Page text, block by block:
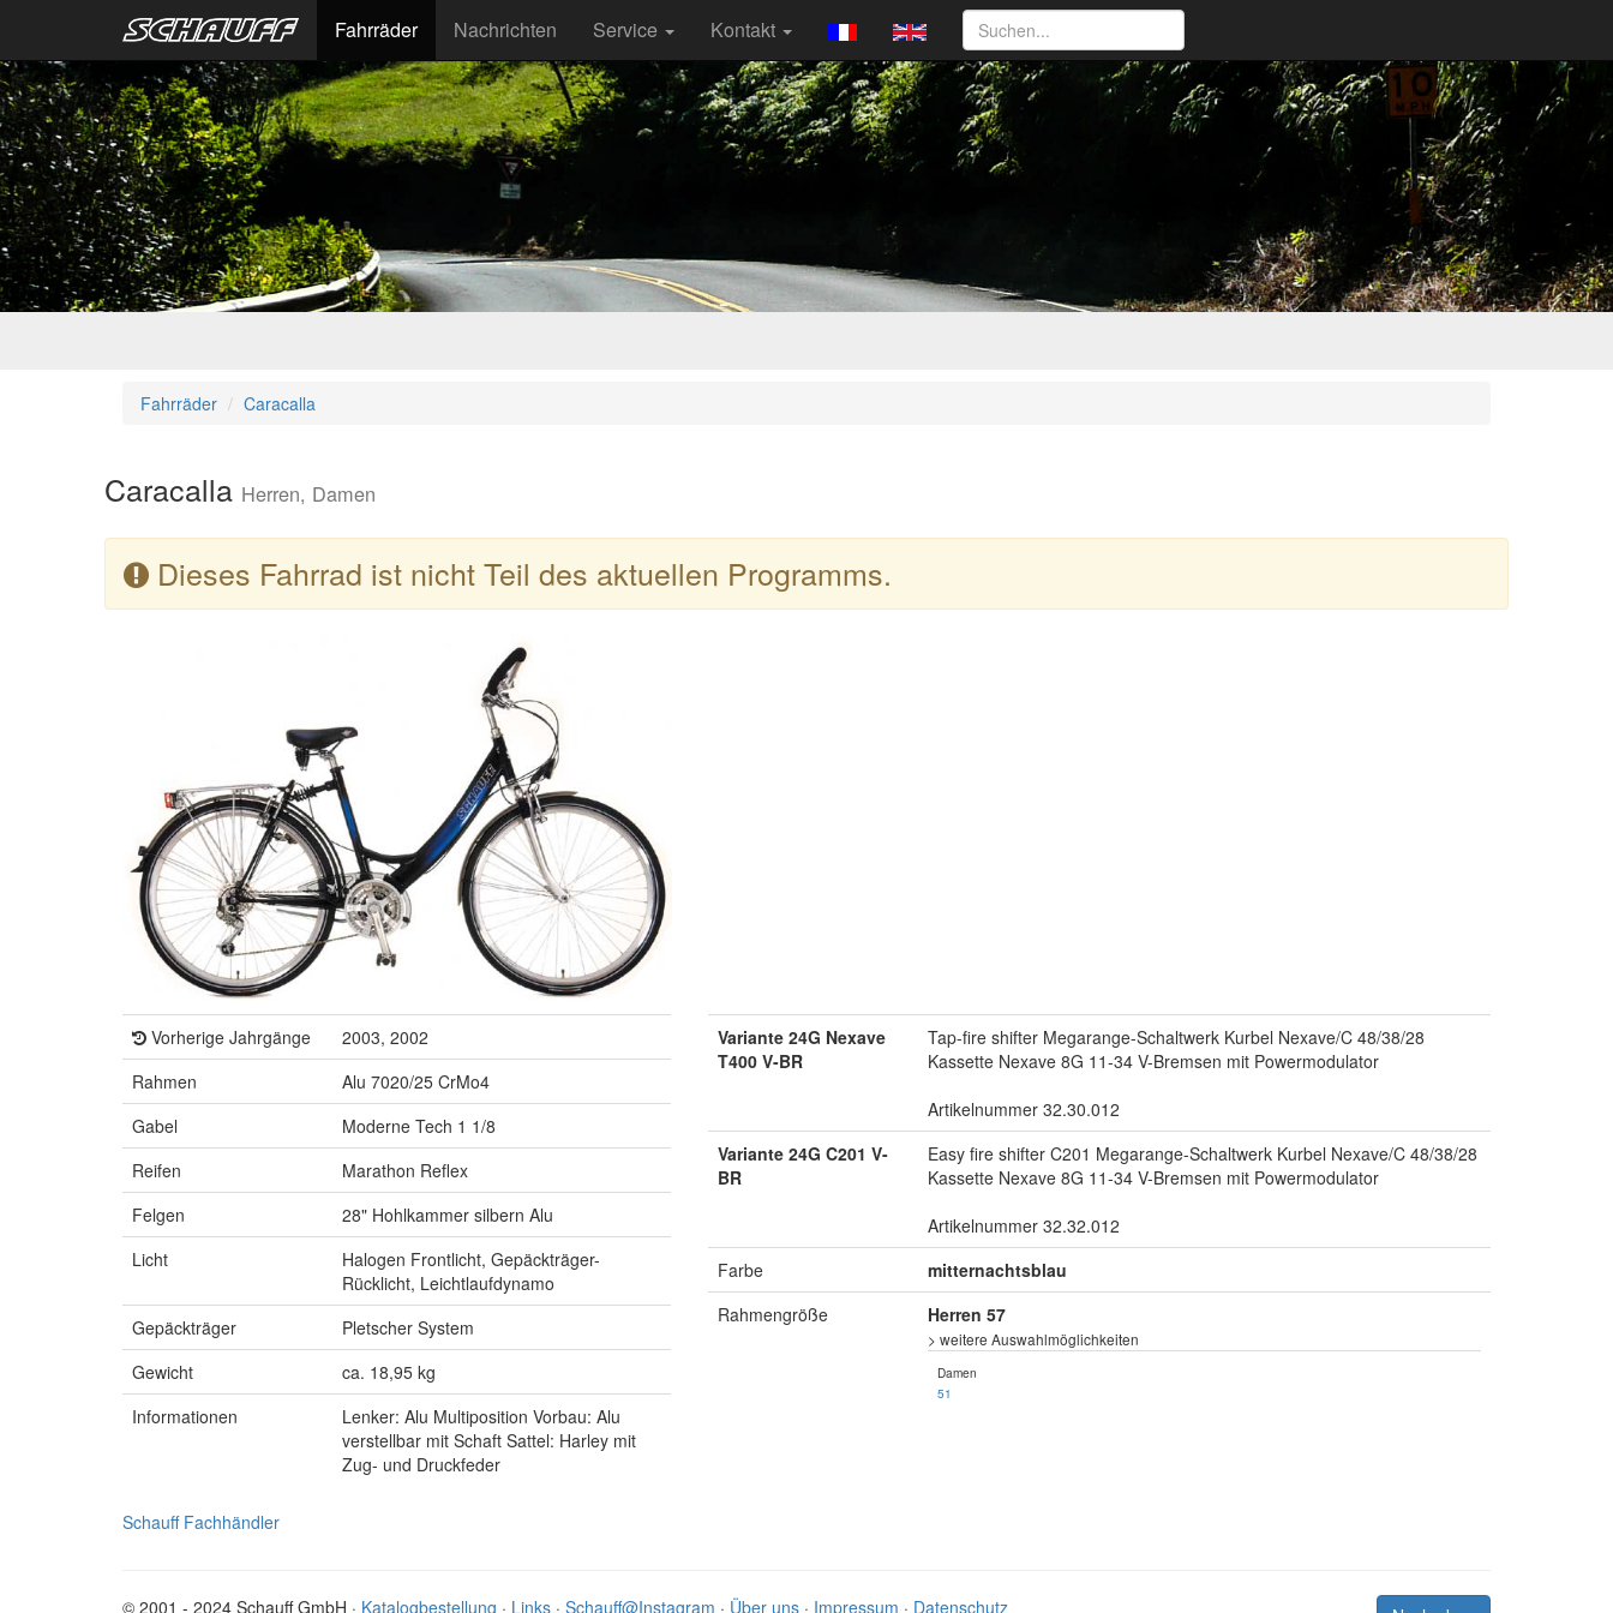
Fahrräder Nachrichten Service Kontakt
Fahrräder Caracalla
Caracalla Herren, Damen
Dieses Fahrrad ist nicht Teil des aktuellen Programms.
Vorherige Jahrgänge
2003, 2002
Rahmen
Alu 7020/25 CrMo4
Gabel
Moderne Tech 1 1/8
Reifen
Marathon Reflex
Felgen
28" Hohlkammer silbern Alu
Licht
Halogen Frontlicht, Gepäckträger-
Rücklicht, Leichtlaufdynamo
Gepäckträger
Pletscher System
Gewicht
ca. 18,95 kg
Informationen
Lenker: Alu Multiposition Vorbau: Alu
verstellbar mit Schaft Sattel: Harley mit
Zug- und Druckfeder
Variante 24G Nexave
T400 V-BR
Tap-fire shifter Megarange-Schaltwerk Kurbel Nexave/C 48/38/28
Kassette Nexave 8G 11-34 V-Bremsen mit Powermodulator
Artikelnummer 32.30.012
Variante 24G C201 V-
BR
Easy fire shifter C201 Megarange-Schaltwerk Kurbel Nexave/C 48/38/28
Kassette Nexave 8G 11-34 V-Bremsen mit Powermodulator
Artikelnummer 32.32.012
Farbe
mitternachtsblau
Rahmengröße
Herren 57
> weitere Auswahlmöglichkeiten
Damen
51
Schauff Fachhändler
© 2001 - 2024 Schauff GmbH · Katalogbestellung · Links · Schauff@Instagram · Über uns · Impressum · Datenschutz